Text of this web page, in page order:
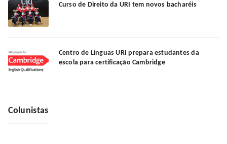
Curso de Direito da URI tem novos bacharéis
Centro de Línguas URI prepara estudantes da
escola para certificação Cambridge
Colunistas